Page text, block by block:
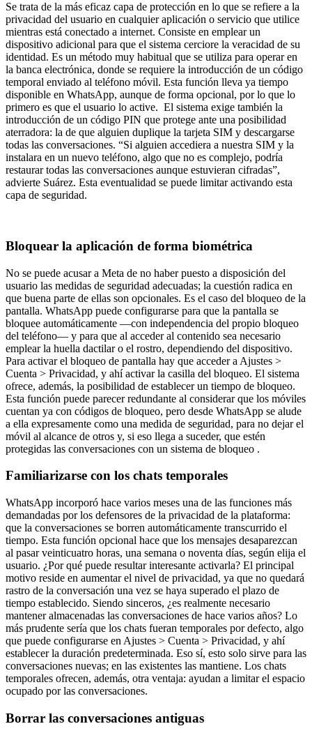
Se trata de la más eficaz capa de protección en lo que se refiere a la
privacidad del usuario en cualquier aplicación o servicio que utilice
mientras está conectado a internet. Consiste en emplear un
dispositivo adicional para que el sistema cerciore la veracidad de su
identidad. Es un método muy habitual que se utiliza para operar en
la banca electrónica, donde se requiere la introducción de un código
temporal enviado al teléfono móvil. Esta función lleva ya tiempo
disponible en WhatsApp, aunque de forma opcional, por lo que lo
primero es que el usuario lo active. El sistema exige también la
introducción de un código PIN que protege ante una posibilidad
aterradora: la de que alguien duplique la tarjeta SIM y descargarse
todas las conversaciones. “Si alguien accediera a nuestra SIM y la
instalara en un nuevo teléfono, algo que no es complejo, podría
restaurar todas las conversaciones aunque estuvieran cifradas”,
advierte Suárez. Esta eventualidad se puede limitar activando esta
capa de seguridad.
Bloquear la aplicación de forma biométrica
No se puede acusar a Meta de no haber puesto a disposición del
usuario las medidas de seguridad adecuadas; la cuestión radica en
que buena parte de ellas son opcionales. Es el caso del bloqueo de la
pantalla. WhatsApp puede configurarse para que la pantalla se
bloquee automáticamente —con independencia del propio bloqueo
del teléfono— y para que al acceder al contenido sea necesario
emplear la huella dactilar o el rostro, dependiendo del dispositivo.
Para activar el bloqueo de pantalla hay que acceder a Ajustes >
Cuenta > Privacidad, y ahí activar la casilla del bloqueo. El sistema
ofrece, además, la posibilidad de establecer un tiempo de bloqueo.
Esta función puede parecer redundante al considerar que los móviles
cuentan ya con códigos de bloqueo, pero desde WhatsApp se alude
a ella expresamente como una medida de seguridad, para no dejar el
móvil al alcance de otros y, si eso llega a suceder, que estén
protegidas las conversaciones con un sistema de bloqueo .
Familiarizarse con los chats temporales
WhatsApp incorporó hace varios meses una de las funciones más
demandadas por los defensores de la privacidad de la plataforma:
que la conversaciones se borren automáticamente transcurrido el
tiempo. Esta función opcional hace que los mensajes desaparezcan
al pasar veinticuatro horas, una semana o noventa días, según elija el
usuario. ¿Por qué puede resultar interesante activarla? El principal
motivo reside en aumentar el nivel de privacidad, ya que no quedará
rastro de la conversación una vez se haya superado el plazo de
tiempo establecido. Siendo sinceros, ¿es realmente necesario
mantener almacenadas las conversaciones de hace varios años? Lo
más prudente sería que los chats fueran temporales por defecto, algo
que puede configurarse en Ajustes > Cuenta > Privacidad, y ahí
establecer la duración predeterminada. Eso sí, esto solo sirve para las
conversaciones nuevas; en las existentes las mantiene. Los chats
temporales ofrecen, además, otra ventaja: ayudan a limitar el espacio
ocupado por las conversaciones.
Borrar las conversaciones antiguas